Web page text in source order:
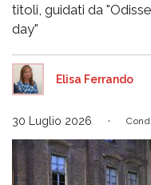
titoli, guidati da
day"
Elisa Ferrando
30 Luglio 2026